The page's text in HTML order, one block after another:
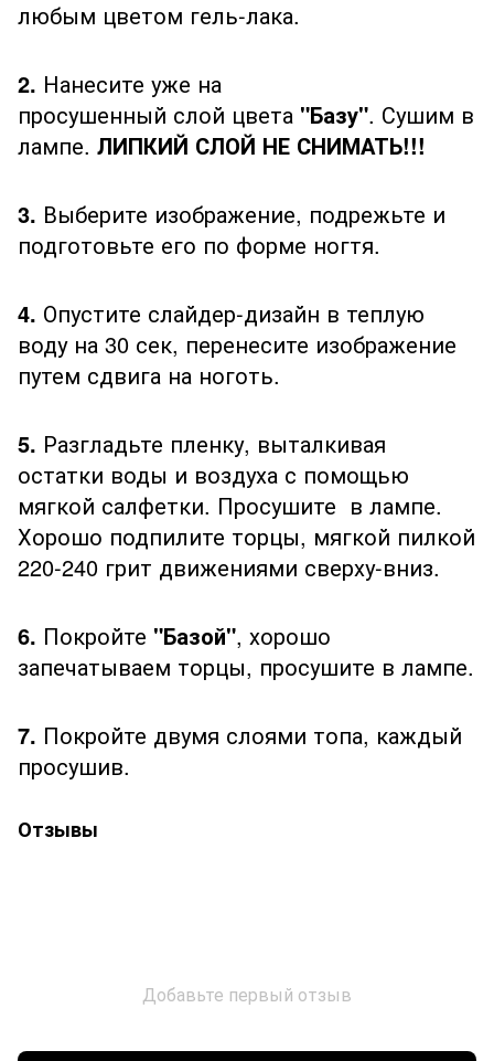
любым цветом гель-лака.
2. Нанесите уже на
просушенный слой цвета "Базу". Сушим в
лампе. ЛИПКИЙ СЛОЙ НЕ СНИМАТЬ!!!
3. Выберите изображение, подрежьте и
подготовьте его по форме ногтя.
4. Опустите слайдер-дизайн в теплую
воду на 30 сек, перенесите изображение
путем сдвига на ноготь.
5. Разгладьте пленку, выталкивая
остатки воды и воздуха с помощью
мягкой салфетки. Просушите в лампе.
Хорошо подпилите торцы, мягкой пилкой
220-240 грит движениями сверху-вниз.
6. Покройте "Базой", хорошо
запечатываем торцы, просушите в лампе.
7. Покройте двумя слоями топа, каждый
просушив.
Отзывы
Добавьте первый отзыв